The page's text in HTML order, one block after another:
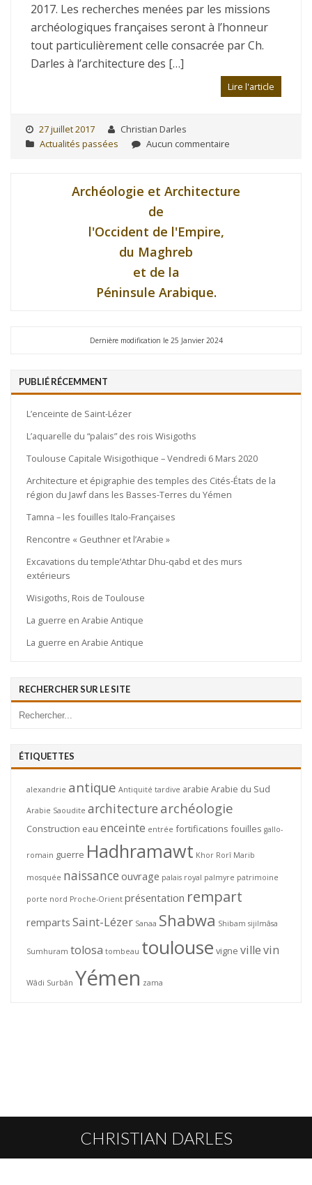
2017. Les recherches menées par les missions
archéologiques françaises seront à l’honneur
tout particulièrement celle consacrée par Ch.
Darles à l’architecture des […]
Lire l'article
27 juillet 2017
Christian Darles
Actualités passées
Aucun commentaire
Archéologie et Architecture
de
l'Occident de l'Empire,
du Maghreb
et de la
Péninsule Arabique.
Dernière modification le 25 Janvier 2024
PUBLIÉ RÉCEMMENT
L’enceinte de Saint-Lézer
L’aquarelle du “palais” des rois Wisigoths
Toulouse Capitale Wisigothique – Vendredi 6 Mars 2020
Architecture et épigraphie des temples des Cités-États de la
région du Jawf dans les Basses-Terres du Yémen
Tamna – les fouilles Italo-Françaises
Rencontre « Geuthner et l’Arabie »
Excavations du temple’Athtar Dhu-qabd et des murs
extérieurs
Wisigoths, Rois de Toulouse
La guerre en Arabie Antique
La guerre en Arabie Antique
RECHERCHER SUR LE SITE
ÉTIQUETTES
alexandrie antique Antiquité tardive arabie Arabie du Sud
Arabie Saoudite architecture archéologie
Construction eau enceinte entrée fortifications fouilles gallo-
romain guerre Hadhramawt Khor Rorî Marib
mosquée naissance ouvrage palais royal palmyre patrimoine
porte nord Proche-Orient présentation rempart
remparts Saint-Lézer Sanaa Shabwa Shibam sijilmâsa
Sumhuram tolosa tombeau toulouse vigne villevin
Wâdi Surbân Yémen zama
CHRISTIAN DARLES